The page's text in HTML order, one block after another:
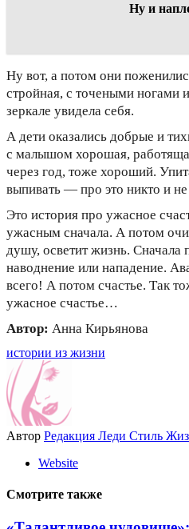
Ну и
Ну вот, а потом они
стройная, с точеными ногами
зеркале увидела себя.
А дети оказались добрые и
с малышом хорошая,
через год, тоже хороший.
выпивать — про это никто и
Это история про ужасное
ужасным сначала. А потом
душу, осветит жизнь. Сначала
наводнение или нападение.
всего! А потом счастье. Так
ужасное счастье…
Автор: Анна Кирьянова
истории из жизни
Автор Редакция Леди Стиль
Website
Смотрите также